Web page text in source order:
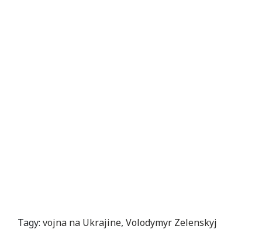
Tagy: vojna na Ukrajine, Volodymyr Zelenskyj